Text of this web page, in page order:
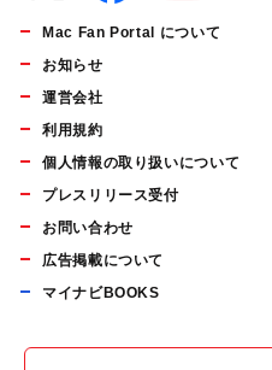
Mac Fan Portal について
お知らせ
運営会社
利用規約
個人情報の取り扱いについて
プレスリリース受付
お問い合わせ
広告掲載について
マイナビBOOKS